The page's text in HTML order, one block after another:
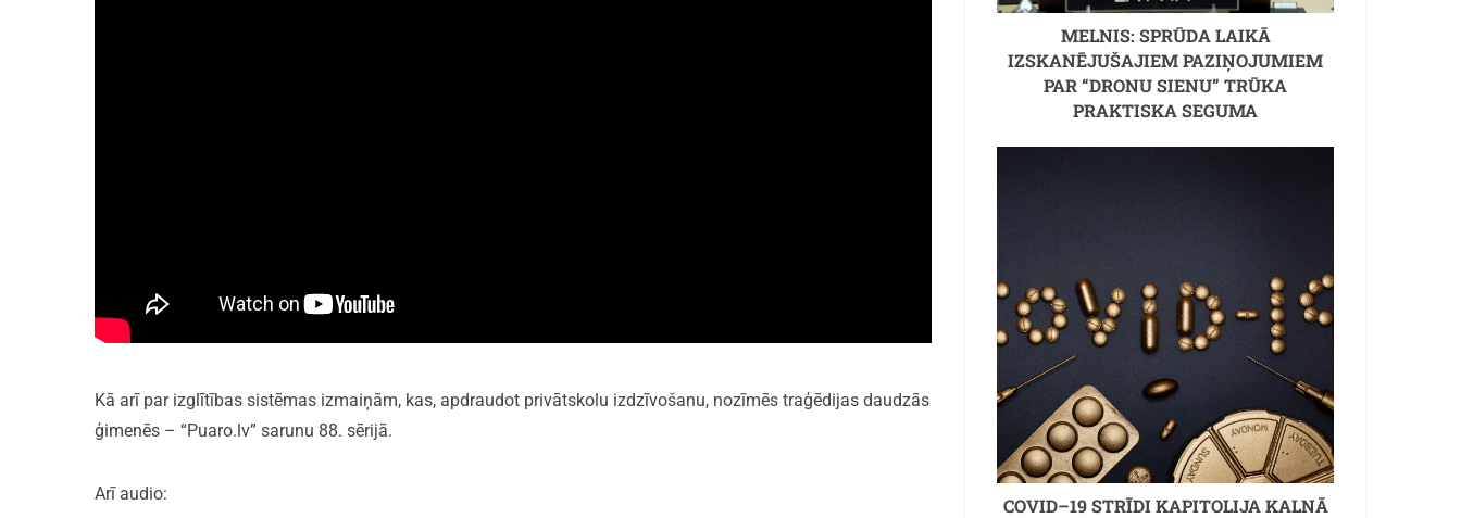
Kā arī par izglītības sistēmas izmaiņām, kas, apdraudot privātskolu izdzīvošanu, nozīmēs traģēdijas daudzās
ģimenēs – “Puaro.lv” sarunu 88. sērijā.
Arī audio:
MELNIS: SPRŪDA LAIKĀ
IZSKANĒJUŠAJIEM PAZIŅOJUMIEM
PAR “DRONU SIENU” TRŪKA
PRAKTISKA SEGUMA
COVID–19 STRĪDI KAPITOLIJA KALNĀ